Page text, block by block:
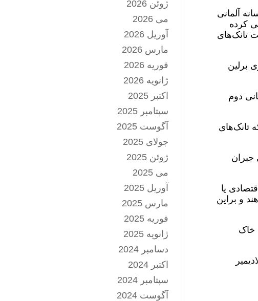
آلمانی
کرده
تانک‌های
برلین
دوم
تانک‌های
جبران
یا
و براین
خاک
فوریه ۲۰۲۲ بوده و «ولادیمیر
ژوئن 2026
می 2026
آوریل 2026
مارس 2026
فوریه 2026
ژانویه 2026
اکتبر 2025
سپتامبر 2025
آگوست 2025
جولای 2025
ژوئن 2025
می 2025
آوریل 2025
مارس 2025
فوریه 2025
ژانویه 2025
دسامبر 2024
اکتبر 2024
سپتامبر 2024
آگوست 2024